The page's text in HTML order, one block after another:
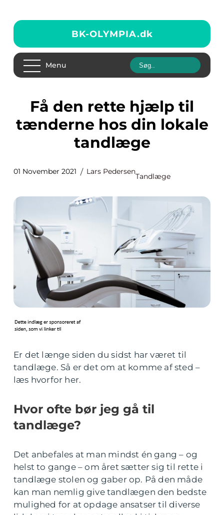
BK-OLYMPIA.dk
Menu
Få den rette hjælp til
tænderne hos din lokale
tandlæge
01 November 2021 Lars Pedersen
Tandlæge
Er det længe siden du sidst har været til
tandlæge. Så er det om at komme af sted –
læs hvorfor her.
Hvor ofte bør jeg gå til
tandlæge?
Det anbefales at man mindst én gang – og
helst to gange – om året sætter sig til rette i
tandlæge stolen og gaber op. På den måde
kan man nemlig give tandlægen den bedste
mulighed for at opdage ansatser til diverse